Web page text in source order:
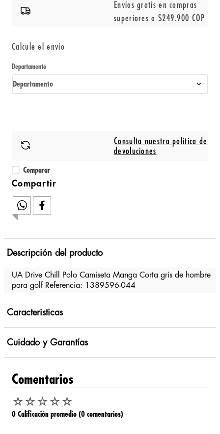
Envíos gratis en compras
superiores a $249.900 COP
Calcule el envío
Departamento
Departamento
Consulta nuestra política de
devoluciones
Comparar
Descripción del producto
UA Drive Chill Polo Camiseta Manga Corta gris de hombre
para golf Referencia: 1389596-044
Caracteristicas
Cuidado y Garantías
Comentarios
☆☆☆☆☆
0 Calificación promedio (0 comentarios)